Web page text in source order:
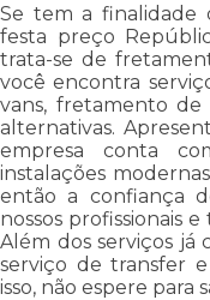
Se tem a finalidade
festa preço
trata-se de
você encontra
vans, fretamento
alternativas.
empresa conta
instalações
então a confiança
nossos profissionais
Além dos serviços já
serviço de transfer
isso, não espere para